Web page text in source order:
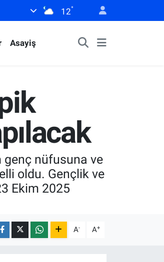
12°
Asayiş
genç nüfusuna ve
oldu. Gençlik ve
Ekim 2025
A- A+